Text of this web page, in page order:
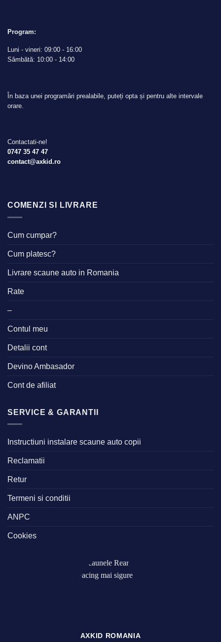
Program:
Luni - vineri: 09:00 - 16:00
Sâmbătă: 10:00 - 14:00
În baza unei programări prealabile, puteți opta și pentru alte intervale
orare.
Contactati-ne!
0747 35 47 47
contact@axkid.ro
COMENZI SI LIVRARE
Cum cumpar?
Cum platesc?
Livrare scaune auto in Romania
Rate
–
Contul meu
Detalii cont
Devino Ambasador
Cont de afiliat
SERVICE & GARANTII
Instructiuni instalare scaune auto copii
Reclamatii
Retur
Termeni si conditii
ANPC
Cookies
AXKID ROMANIA